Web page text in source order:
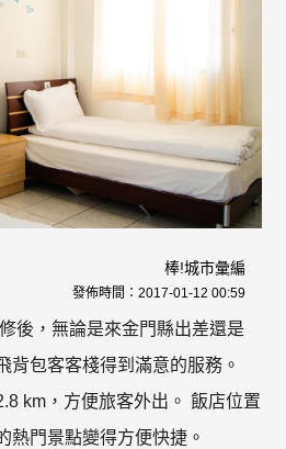
棒!城市彙編
發佈時間： 2017-01-12 00:59
後，無論是來金門縣出差還是
背包客客棧得到滿意的服務。
km，方便旅客外出。 飯店位置
熱門景點變得方便快捷。